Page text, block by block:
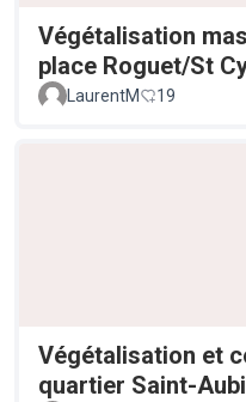
Végétalisation
place Roguet/St
LaurentM 19
Végétalisation et
quartier Saint-